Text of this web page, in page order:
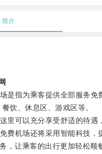
简介
指为乘客提供全部服务免
饮、休息区、游戏区等。
可以充分享受舒适的待遇
机场还将采用智能科技，
，让乘客的出行更加轻松顺